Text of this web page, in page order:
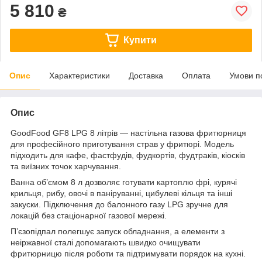
5 810 ₴
Купити
Опис Характеристики Доставка Оплата Умови
Опис
GoodFood GF8 LPG 8 літрів — настільна газова фритюрниця
для професійного приготування страв у фритюрі. Модель
підходить для кафе, фастфудів, фудкортів, фудтраків, кіосків
та виїзних точок харчування.
Ванна об’ємом 8 л дозволяє готувати картоплю фрі, курячі
крильця, рибу, овочі в паніруванні, цибулеві кільця та інші
закуски. Підключення до балонного газу LPG зручне для
локацій без стаціонарної газової мережі.
П’єзопідпал полегшує запуск обладнання, а елементи з
неіржавної сталі допомагають швидко очищувати
фритюрницю після роботи та підтримувати порядок на кухні.